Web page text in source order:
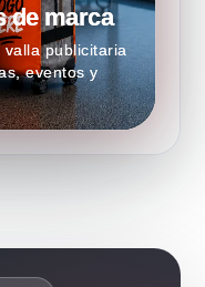
de marca
publicitaria
eventos y